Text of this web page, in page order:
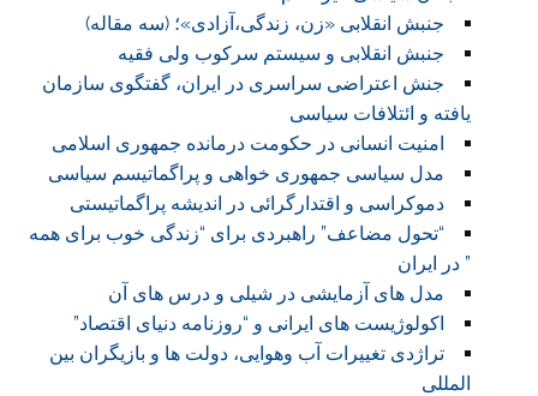
جنبش انقلابی «زن، زندگی،آزادی»؛ (سه مقاله)
جنبش انقلابی و سیستم سرکوب ولی فقیه
جنش اعتراضی سراسری در ایران، گفتگوی سازمان
یافته و ائتلافات سیاسی
امنیت انسانی در حکومت درمانده جمهوری اسلامی
مدل سیاسی جمهوری خواهی و پراگماتیسم سیاسی
دموکراسی و اقتدارگرائی در اندیشه پراگماتیستی
“تحول مضاعف” راهبردی برای “زندگی خوب برای همه
” در ایران
مدل های آزمایشی در شیلی و درس های آن
اکولوژیست های ایرانی و “روزنامه دنیای اقتصاد”
تراژدی تغییرات آب وهوایی، دولت ها و بازیگران بین
المللی